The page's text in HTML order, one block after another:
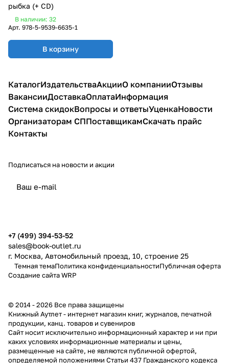
рыбка (+ CD)
В наличии: 32
Арт. 978-5-9539-6635-1
В корзину
КаталогИздательстваАкцииО компанииОтзывы
ВакансииДоставкаОплатаИнформация
Система скидокВопросы и ответыУценкаНовости
Организаторам СППоставщикамСкачать прайс
Контакты
Подписаться на новости и акции
+7 (499) 394-53-52
sales@book-outlet.ru
г. Москва, Автомобильный проезд, 10, строение 25
Темная темаПолитика конфиденциальностиПубличная оферта
Создание сайтаWRP
© 2014 - 2026 Все права защищены
Книжный Аутлет - интернет магазин книг, журналов, печатной
продукции, канц. товаров и сувениров
Cайт носит исключительно информационный характер и ни при
каких условиях информационные материалы и цены,
размещенные на сайте, не являются публичной офертой,
определяемой положениями Статьи 437 Гражданского кодекса